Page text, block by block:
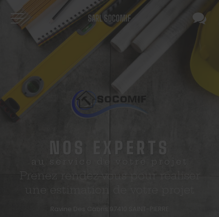
NOS EXPERTS
au service de votre projet
Prenez rendez-vous pour réaliser
une estimation de votre projet
Ravine Des Cabris
SARL SOCOMIF